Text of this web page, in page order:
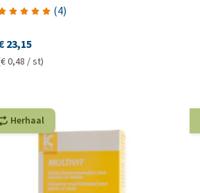
(4)
23,15
0,48 / st)
Herhaal